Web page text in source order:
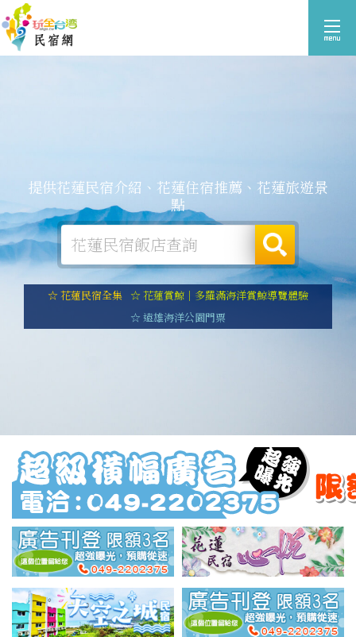
提供花蓮民宿介紹、花蓮住宿推薦、花蓮旅遊景
點
☆ 花蓮民宿全集 ☆ 花蓮賞鯨｜多羅滿海洋賞鯨導覽體驗
☆ 遠雄海洋公園門票